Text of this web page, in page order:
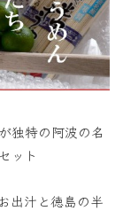
独特の阿波の名
ット
出汁と徳島の半